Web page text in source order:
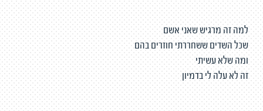
למה זה מרגיש שאני אשם
שכל השדים ששחררתי חוזרים בהם
ומה שלא עשיתי
זה לא עלה לי בדמיון